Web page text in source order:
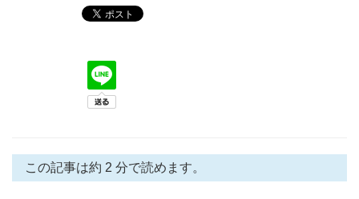
この記事は約 2 分で読めます。